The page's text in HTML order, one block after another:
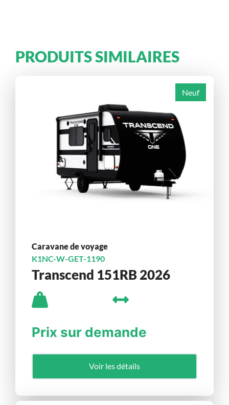
PRODUITS SIMILAIRES
Neuf
Caravane de voyage
K1NC-W-GET-1190
Transcend 151RB 2026
Prix sur demande
Voir les détails